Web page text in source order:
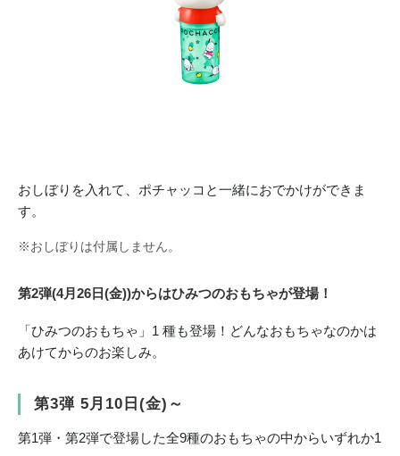
おしぼりを入れて、ポチャッコと一緒におでかけができま
す。
※おしぼりは付属しません。
第2弾(4月26日(金))からはひみつのおもちゃが登場！
「ひみつのおもちゃ」1 種も登場！どんなおもちゃなのかは
あけてからのお楽しみ。
第3弾 5月10日(金)～
第1弾・第2弾で登場した全9種のおもちゃの中からいずれか1